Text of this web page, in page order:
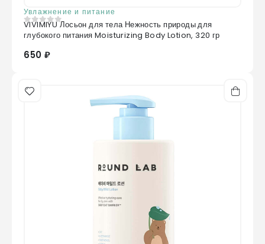
Увлажнение и питание
0 из 5
VIVIMIYU Лосьон для тела Нежность природы для
глубокого питания Moisturizing Body Lotion, 320 гр
650 ₽